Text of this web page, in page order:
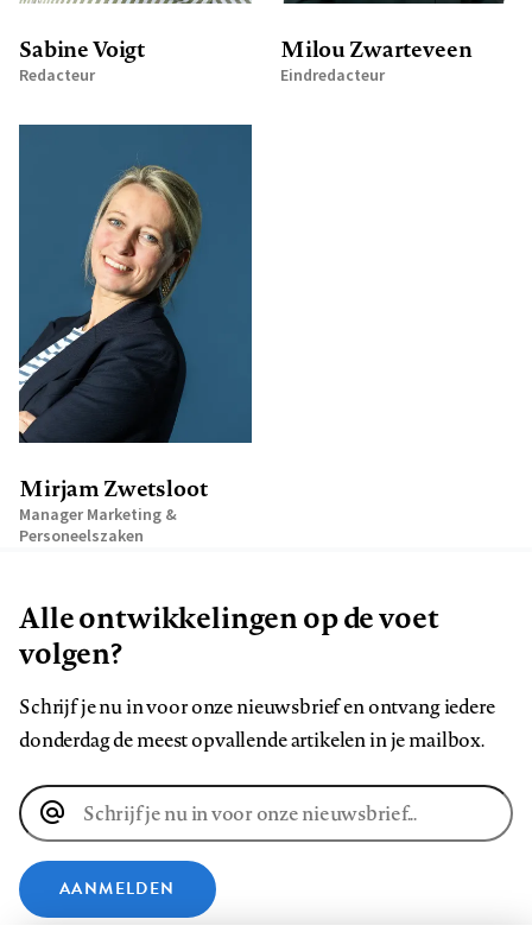
Sabine Voigt
Redacteur
Milou Zwarteveen
Eindredacteur
Mirjam Zwetsloot
Manager Marketing &
Personeelszaken
Alle ontwikkelingen op de voet
volgen?
Schrijf je nu in voor onze nieuwsbrief en ontvang iedere
donderdag de meest opvallende artikelen in je mailbox.
E-
mailadres
AANMELDEN